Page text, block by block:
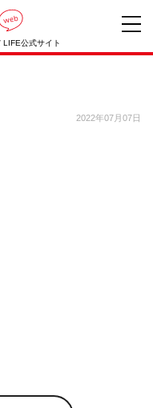
LIFE公式サイト
2022年07月07日